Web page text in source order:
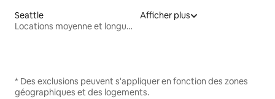
Seattle
Locations moyenne et longue durée
Afficher plus
* Des exclusions peuvent s'appliquer en fonction des zones
géographiques et des logements.